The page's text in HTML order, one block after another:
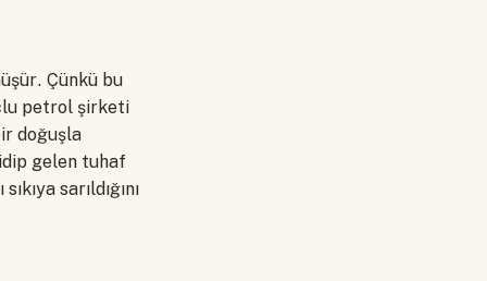
Çünkü bu
petrol şirketi
doğuşla
gelen tuhaf
sarıldığını